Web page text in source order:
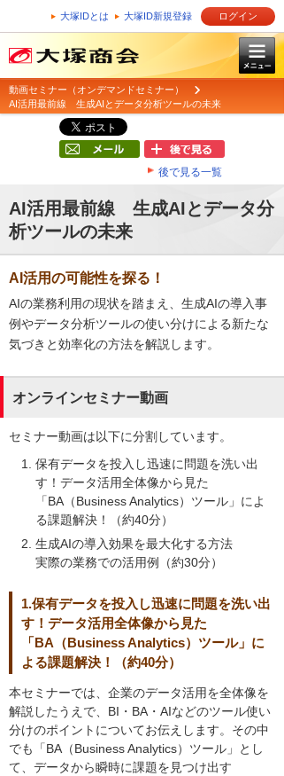
大塚IDとは 大塚ID新規登録 ログイン
動画セミナー（オンデマンドセミナー）
AI活用最前線 生成AIとデータ分析ツールの未来
後で見る一覧
AI活用最前線 生成AIとデータ分
析ツールの未来
AI活用の可能性を探る！
AIの業務利用の現状を踏まえ、生成AIの導入事
例やデータ分析ツールの使い分けによる新たな
気づきと効率化の方法を解説します。
オンラインセミナー動画
セミナー動画は以下に分割しています。
保有データを投入し迅速に問題を洗い出
す！データ活用全体像から見た
「BA（Business Analytics）ツール」によ
る課題解決！（約40分）
生成AIの導入効果を最大化する方法
実際の業務での活用例（約30分）
1.保有データを投入し迅速に問題を洗い出
す！データ活用全体像から見た
「BA（Business Analytics）ツール」に
よる課題解決！（約40分）
本セミナーでは、企業のデータ活用を全体像を
解説したうえで、BI・BA・AIなどのツール使い
分けのポイントについてお伝えします。その中
でも「BA（Business Analytics）ツール」とし
て、データから瞬時に課題を見つけ出す